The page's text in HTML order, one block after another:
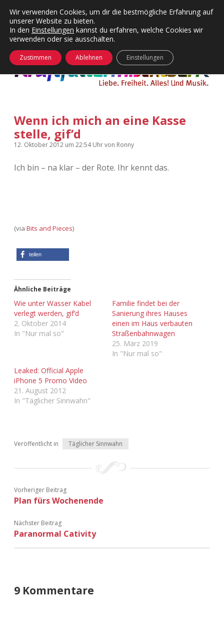
Kategorien
Menü
24 Hours Chilling
Die Wende
KFMW-Disco
kfmw.stuff
Kopfkinomusik
KFMW-Disco
Dates
Contact
Adventskalender
Adventskalender 2010
Adventskalender 2016
Adventskalender 2017
Adventskalender 2019
Adventskalender 2024
facebook
instagram
rss soundcloud
vimeoBluesky
öffnen
Wenn ich mich an eine Kasse
stelle, gif’d
12. Oktober 2012 um 22:54 Uhrvon Ronny
Ich bin – na klar – der Rote. Ihr kennt das.
(via Bits and Pieces)
teilen
Ähnliche Beiträge
Wie unter Wasser Kabel
verlegt werden, gif’d
2. Oktober 2014
In "Nur mal so"
Familie findet bei der
Sanierung ihres Hauses
einen im Haus verbauten
Straßenbahnwagen
25. März 2019
In "Nur mal so"
Leaked: Official Apple
iPhone 5 Promo Video
21. August 2012
In "Täglicher Sinnwahn"
Veröffentlicht in Täglicher Sinnwahn
Vorheriger Beitrag
Plan fürs Wochenende
Nächster Beitrag
Paranormal Cativity
9 Kommentare
Wir verwenden Cookies, um dir die bestmögliche Erfahrung auf
unserer Website zu bieten.
In den Einstellungen kannst du erfahren, welche Cookies wir
verwenden oder sie ausschalten.
Zustimmen Ablehnen Einstellungen